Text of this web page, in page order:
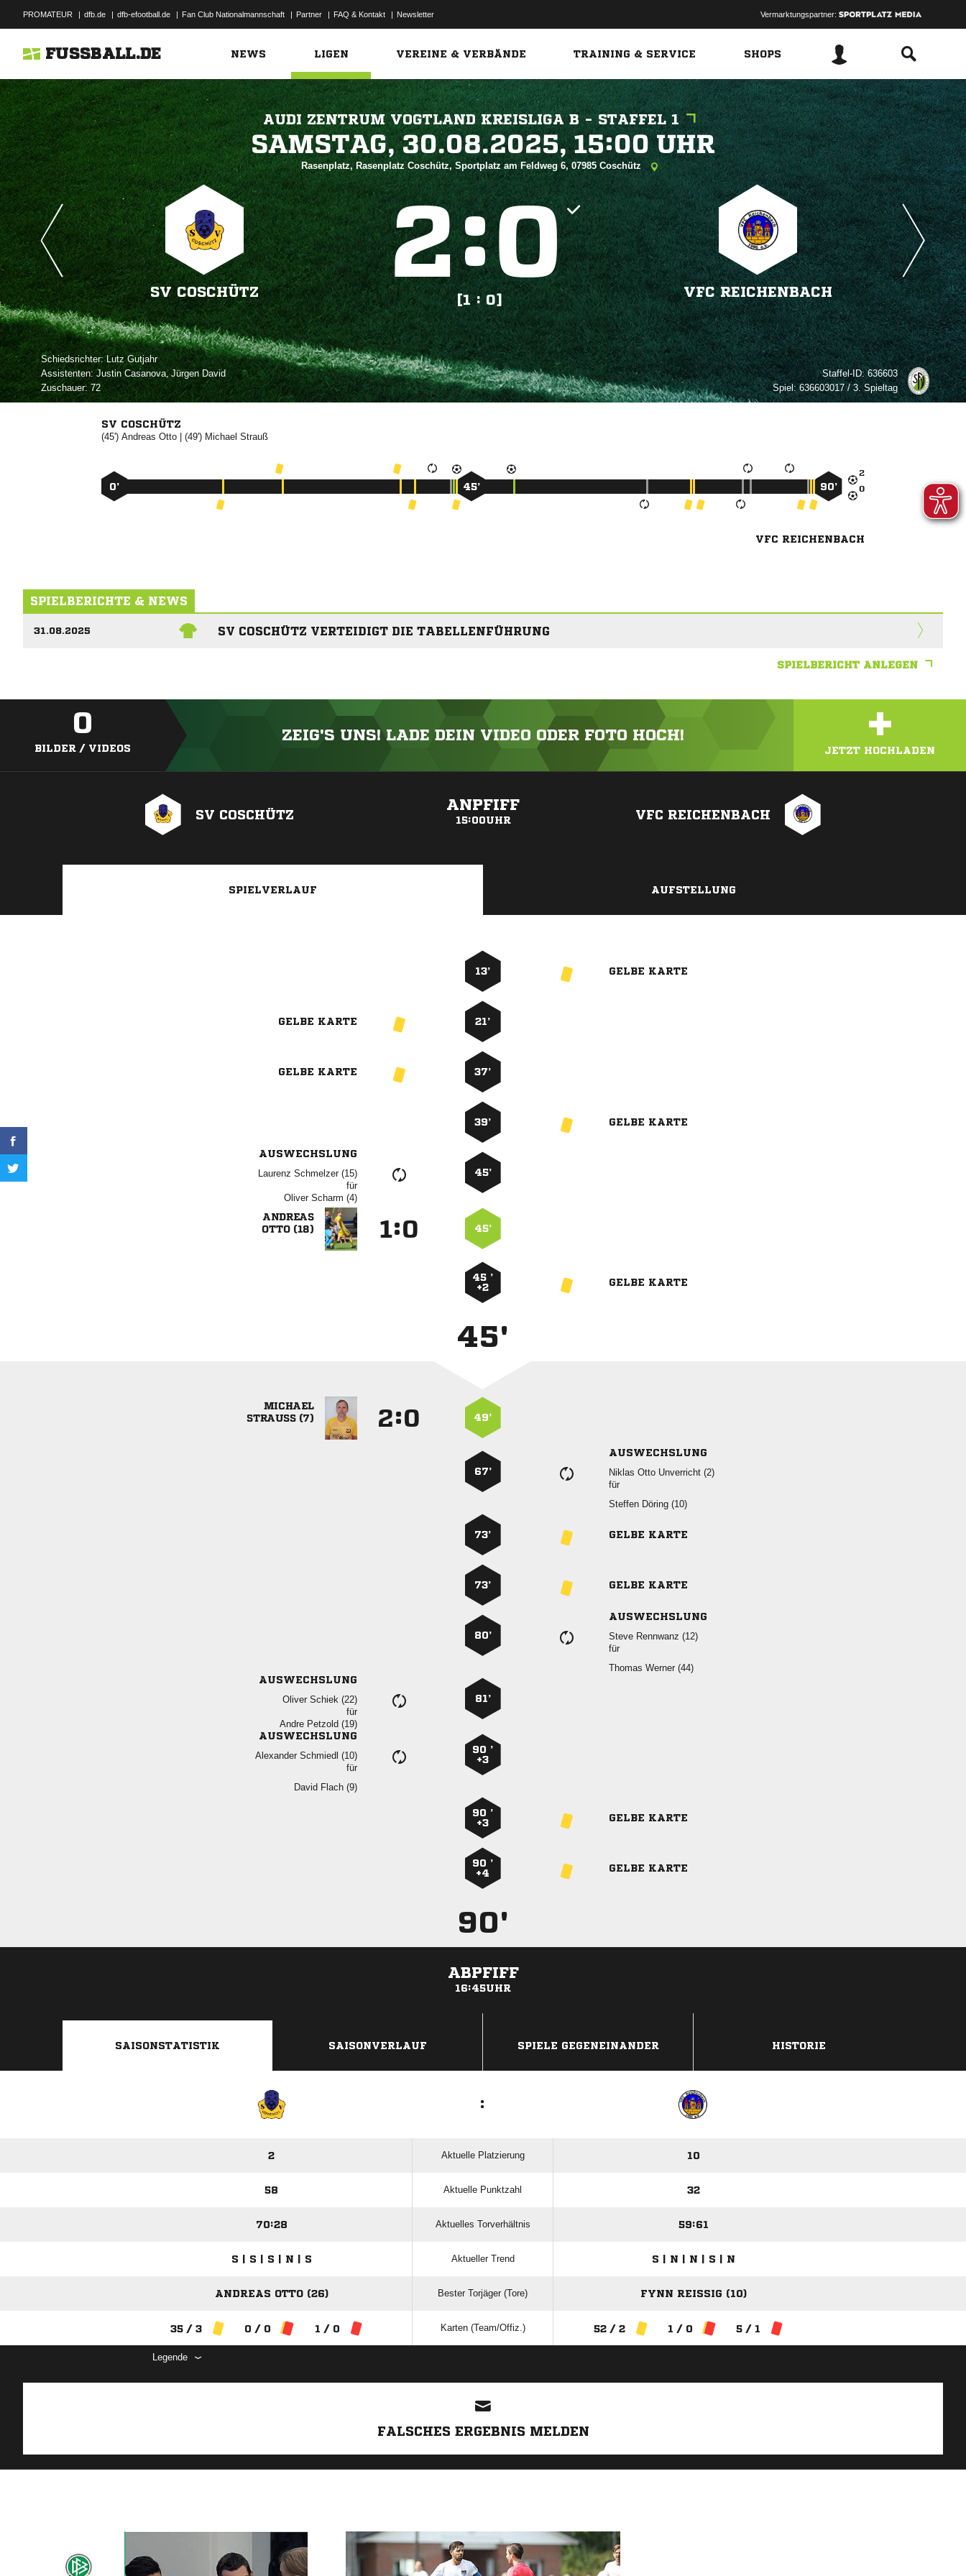
PROMATEUR | dfb.de | dfb-efootball.de | Fan Club Nationalmannschaft | Partner | FAQ & Kontakt | Newsletter Vermarktungspartner:
FUSSBALL.DE NEWS LIGEN VEREINE & VERBÄNDE TRAINING & SERVICE SHOPS
AUDI ZENTRUM VOGTLAND KREISLIGA B - STAFFEL 1
   
Rasenplatz, Rasenplatz Coschütz, Sportplatz am Feldweg 6, 07985 Coschütz
SV COSCHÜTZ
:
[1 : 0]
VFC REICHENBACH
Schiedsrichter: 
Assistenten: ,  
Zuschauer:72
Staffel-ID:636603
Spiel:636603017 / 3. Spieltag
SV COSCHÜTZ
(45')  | (49')  


0’ 45’ 90’
VFC REICHENBACH
SPIELBERICHTE & NEWS
31.08.2025 SV COSCHÜTZ VERTEIDIGT DIE TABELLENFÜHRUNG
SPIELBERICHT ANLEGEN
0
BILDER / VIDEOS
ZEIG'S UNS! LADE DEIN VIDEO ODER FOTO HOCH! +
JETZT HOCHLADEN
SV COSCHÜTZ
ANPFIFF
15:00UHR VFC REICHENBACH
SPIELVERLAUF AUFSTELLUNG
13’ GELBE KARTE
GELBE KARTE 21’
GELBE KARTE 37’
39’ GELBE KARTE
AUSWECHSLUNG
  
für
  
45’

 
: 45’
45 ’
+2
GELBE KARTE
45'

 
: 49’
67’
AUSWECHSLUNG
   
für
  
73’ GELBE KARTE
73’ GELBE KARTE
80’
AUSWECHSLUNG
  
für
  
AUSWECHSLUNG
  
für
  
81’
AUSWECHSLUNG
  
für
  
90 ’
+3
90 ’
+3
GELBE KARTE
90 ’
+4
GELBE KARTE
90'
ABPFIFF
16:45UHR
SAISONSTATISTIK SAISONVERLAUF SPIELE GEGENEINANDER HISTORIE
:
2 Aktuelle Platzierung 10
58 Aktuelle Punktzahl 32
70:28 Aktuelles Torverhältnis 59:61
S | S | S | N | S Aktueller Trend S | N | N | S | N
ANDREAS OTTO (26) Bester Torjäger (Tore) FYNN REISSIG (10)
35 / 3 0 / 0 1 / 0 Karten (Team/Offiz.) 52 / 2 1 / 0 5 / 1
Legende
FALSCHES ERGEBNIS MELDEN